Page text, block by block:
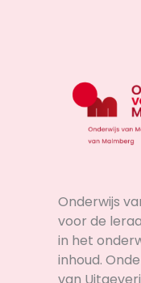
Onderwijs
voor de
in het
inhoud.